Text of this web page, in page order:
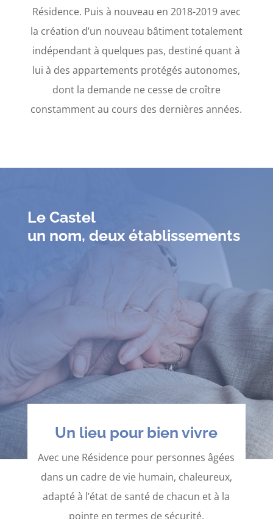
Résidence. Puis à nouveau en 2018-2019 avec
la création d’un nouveau bâtiment totalement
indépendant à quelques pas, destiné quant à
lui à des appartements protégés autonomes,
dont la demande ne cesse de croître
constamment au cours des dernières années.
Le Castel
un nom, deux établissements
Un lieu pour bien vivre
Avec une Résidence pour personnes âgées
dans un cadre de vie humain, chaleureux,
adapté à l’état de santé de chacun et à la
pointe en termes de sécurité.